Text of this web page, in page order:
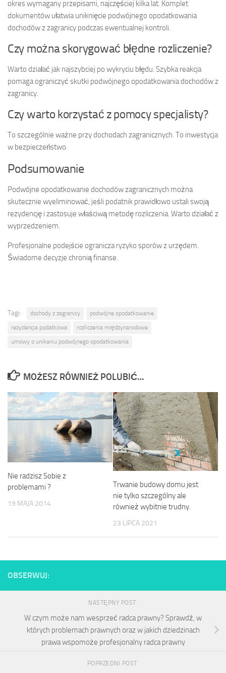
okres wymagany przepisami, najczęściej kilka lat. Komplet
dokumentów ułatwia uniknięcie podwójnego opodatkowania
dochodów z zagranicy podczas ewentualnej kontroli.
Czy można skorygować błędne rozliczenie?
Warto działać jak najszybciej po wykryciu błędu. Szybka reakcja
pomaga ograniczyć skutki podwójnego opodatkowania dochodów z
zagranicy.
Czy warto korzystać z pomocy specjalisty?
To szczególnie ważne przy dochodach zagranicznych. To inwestycja
w bezpieczeństwo.
Podsumowanie
Podwójne opodatkowanie dochodów zagranicznych można
skutecznie wyeliminować, jeśli podatnik prawidłowo ustali swoją
rezydencję i zastosuje właściwą metodę rozliczenia. Warto działać z
wyprzedzeniem.
Profesjonalne podejście ogranicza ryzyko sporów z urzędem.
Świadome decyzje chronią finanse.
Tagi: dochody z zagranicy
podwójne opodatkowanie
rezydencja podatkowa
rozliczenia międzynarodowe
umowy o unikaniu podwójnego opodatkowania
MOŻESZ RÓWNIEŻ POLUBIĆ…
Nie radzisz Sobie z
problemami ?
19 MAJA 2014
Trwanie budowy domu jest
nie tylko szczególny ale
również wybitnie trudny.
23 LIPCA 2021
OBSERWUJ:
NASTĘPNY POST
W czym może nam wesprzeć radca prawny? Sprawdź, w
których problemach prawnych oraz w jakich dziedzinach
prawa wspomoże profesjonalny radca prawny
POPRZEDNI POST